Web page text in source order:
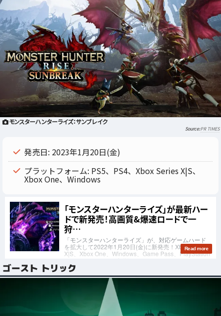
モンスターハンターライズ：サンブレイク
PR TIMES
発売日: 2023年1月20日(金)
プラットフォーム: PS5、PS4、Xbox Series X|S、
Xbox One、Windows
ゴースト トリック